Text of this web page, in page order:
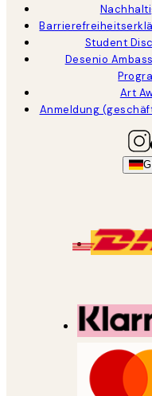
Student
Desenio
Art
Anmeldung